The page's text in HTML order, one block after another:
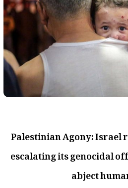
Palestinian Agony: Israel
escalating its genocidal
abject